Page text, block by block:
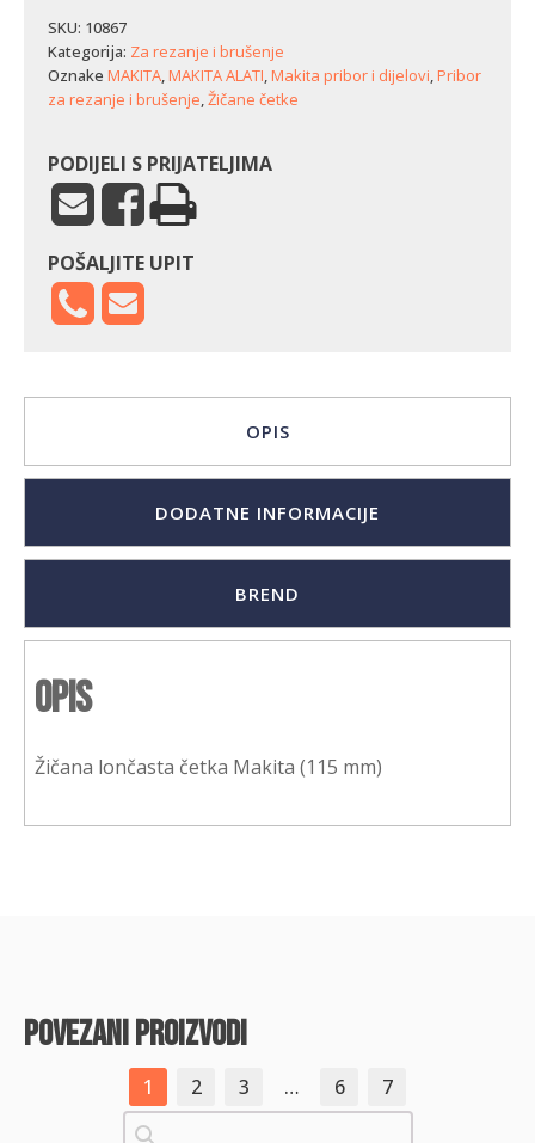
SKU: 10867
Kategorija: Za rezanje i brušenje
Oznake MAKITA,MAKITA ALATI,Makita pribor i dijelovi,Pribor
za rezanje i brušenje,Žičane četke
PODIJELI S PRIJATELJIMA
POŠALJITE UPIT
OPIS
DODATNE INFORMACIJE
BREND
Opis
Žičana lončasta četka Makita (115 mm)
povezani proizvodi
1 2 3 … 6
7
Pretraži